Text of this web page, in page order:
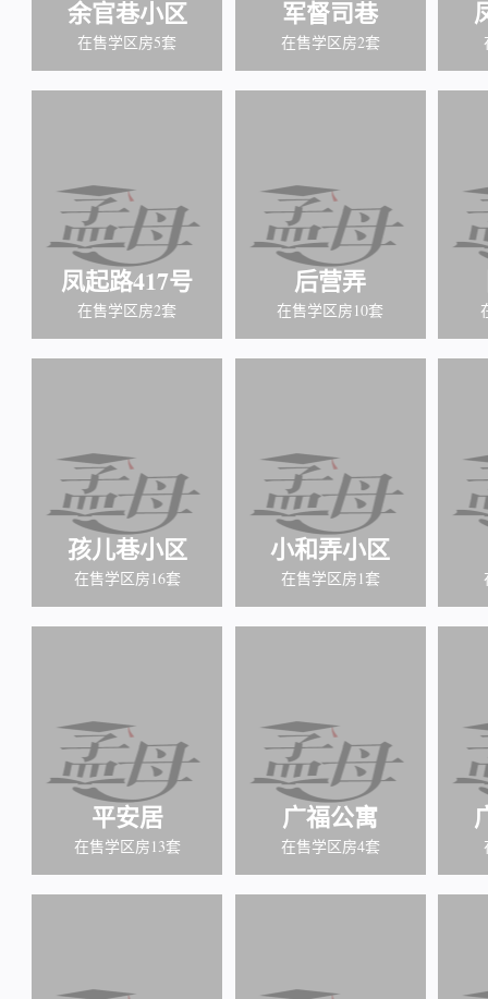
余官巷小区
在售学区房5套
军督司巷
在售学区房2套
凤起路417号
在售学区房2套
后营弄
在售学区房10套
孩儿巷小区
在售学区房16套
小和弄小区
在售学区房1套
平安居
在售学区房13套
广福公寓
在售学区房4套